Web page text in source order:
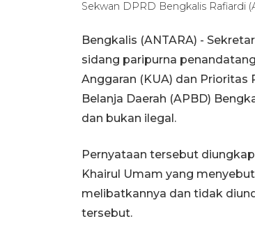
Sekwan DPRD Bengkalis Rafiardi
Bengkalis (ANTARA) -
sidang paripurna
Anggaran (KUA) dan Prioritas
Belanja Daerah (APBD)
dan bukan ilegal.
Pernyataan tersebut
Khairul Umam yang
melibatkannya dan tidak
tersebut.